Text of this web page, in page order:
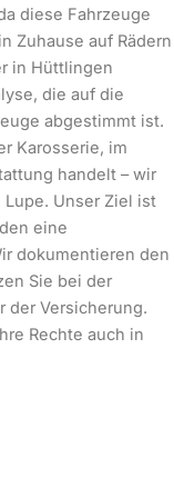
diese Fahrzeuge
Zuhause auf Rädern
in Hüttlingen
die auf die
abgestimmt ist.
Karosserie, im
handelt – wir
Unser Ziel ist
eine
dokumentieren den
Sie bei der
der Versicherung.
Rechte auch in